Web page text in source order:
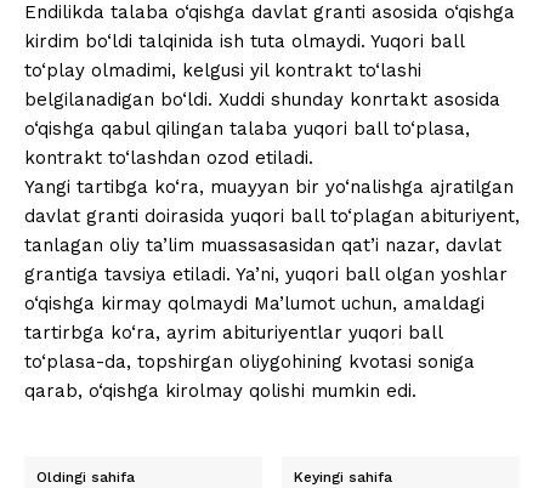
Endilikda talaba o‘qishga davlat granti asosida o‘qishga
kirdim bo‘ldi talqinida ish tuta olmaydi. Yuqori ball
to‘play olmadimi, kelgusi yil kontrakt to‘lashi
belgilanadigan bo‘ldi. Xuddi shunday konrtakt asosida
o‘qishga qabul qilingan talaba yuqori ball to‘plasa,
kontrakt to‘lashdan ozod etiladi.
Yangi tartibga ko‘ra, muayyan bir yo‘nalishga ajratilgan
davlat granti doirasida yuqori ball to‘plagan abituriyent,
tanlagan oliy ta’lim muassasasidan qat’i nazar, davlat
grantiga tavsiya etiladi. Ya’ni, yuqori ball olgan yoshlar
o‘qishga kirmay qolmaydi Ma’lumot uchun, amaldagi
tartirbga ko‘ra, ayrim abituriyentlar yuqori ball
to‘plasa-da, topshirgan oliygohining kvotasi soniga
qarab, o‘qishga kirolmay qolishi mumkin edi.
Oldingi sahifa Keyingi sahifa